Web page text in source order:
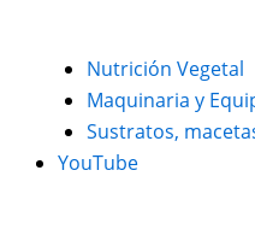
Nutrición Vegetal
Maquinaria y
Sustratos,
YouTube